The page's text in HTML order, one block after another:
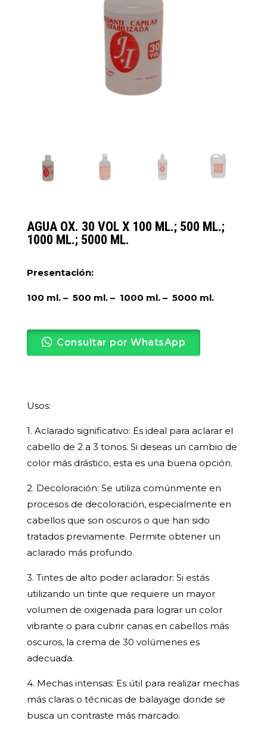
AGUA OX. 30 VOL X 100 ML.; 500 ML.;
1000 ML.; 5000 ML.
Presentación:
100 ml. – 500 ml. – 1000 ml. – 5000 ml.
Consultar por WhatsApp
Usos:
1. Aclarado significativo: Es ideal para aclarar el
cabello de 2 a 3 tonos. Si deseas un cambio de
color más drástico, esta es una buena opción.
2. Decoloración: Se utiliza comúnmente en
procesos de decoloración, especialmente en
cabellos que son oscuros o que han sido
tratados previamente. Permite obtener un
aclarado más profundo.
3. Tintes de alto poder aclarador: Si estás
utilizando un tinte que requiere un mayor
volumen de oxigenada para lograr un color
vibrante o para cubrir canas en cabellos más
oscuros, la crema de 30 volúmenes es
adecuada.
4. Mechas intensas: Es útil para realizar mechas
más claras o técnicas de balayage donde se
busca un contraste más marcado.